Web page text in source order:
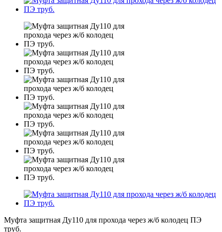
Муфта защитная Ду110 для прохода через ж/б колодец ПЭ
труб.